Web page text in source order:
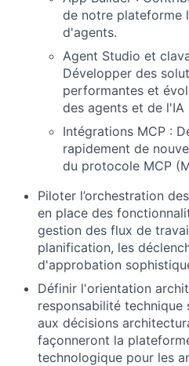
de notre plateforme
d'agents.
Agent Studio et
Développer des
performantes et
des agents et de l'IA
Intégrations MCP :
rapidement de
du protocole MCP
Piloter l’orchestration
en place des
gestion des flux de
planification, les
d'approbation
Définir l'orientation
responsabilité
aux décisions
façonneront la
technologique pour les